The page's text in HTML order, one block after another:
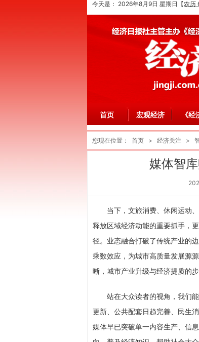
今天是： 2026年8月9日 星期日 【农历
首页 宏观经济 《
您现在位置： 首页 > 经济关注 >
媒体智
当下，文旅消费、休闲运动
释放区域经济动能的重要抓手，
径。业态融合打破了传统产业的
乘数效应，为城市高质量发展源
晰，城市产业升级与经济提质的
站在大众读者的视角，我们
更新、公共配套日趋完善、民生
媒体早已突破单一内容生产、信